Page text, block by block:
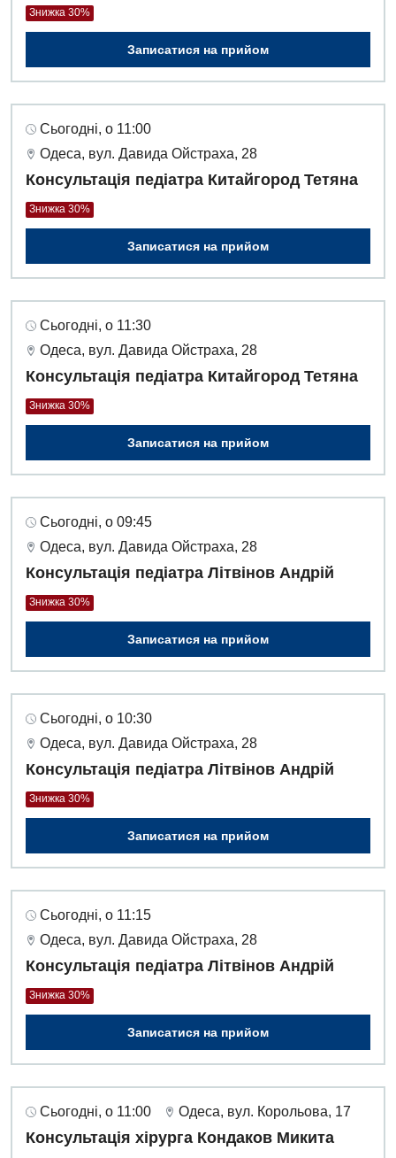
Алергологія, імунологія
Безоплатні послуги
Вакцинація
Відділення інтенсивної терапії
Відділення кардіосудинної патології та неврології
Відділення невідкладних станів
Гастроентерологія
Гінекологічне відділення
Денний стаціонар
Дерматовенерологія
Дієтологія
Кардіологія
Мамологія
Медична психологія
Оториноларингологія
Педіатричне відділення
Пульмонологія
Терапевтичне відділення
Терапія
Травматологічне відділення
Урологія
Фізіотерапія
Терапевтичне відділення
Травматологічне відділення
Хірургічне відділення
Швидка медична допомога
Знижка 30%
Записатися на прийом
Сьогодні, о 11:00
Одеса, вул. Давида Ойстраха, 28
Консультація педіатра Китайгород Тетяна
Знижка 30%
Записатися на прийом
Сьогодні, о 11:30
Одеса, вул. Давида Ойстраха, 28
Консультація педіатра Китайгород Тетяна
Знижка 30%
Записатися на прийом
Сьогодні, о 09:45
Одеса, вул. Давида Ойстраха, 28
Консультація педіатра Літвінов Андрій
Знижка 30%
Записатися на прийом
Сьогодні, о 10:30
Одеса, вул. Давида Ойстраха, 28
Консультація педіатра Літвінов Андрій
Знижка 30%
Записатися на прийом
Сьогодні, о 11:15
Одеса, вул. Давида Ойстраха, 28
Консультація педіатра Літвінов Андрій
Знижка 30%
Записатися на прийом
Сьогодні, о 11:00 Одеса, вул. Корольова, 17
Консультація хірурга Кондаков Микита